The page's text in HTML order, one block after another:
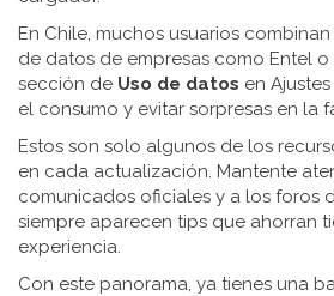
En Chile, muchos usuarios
de datos de empresas como Entel o
sección de Uso de datos en
el consumo y evitar sorpresas en la
Estos son solo algunos de los
en cada actualización. Mantente
comunicados oficiales y a los foros
siempre aparecen tips que ahorran
experiencia.
Con este panorama, ya tienes una